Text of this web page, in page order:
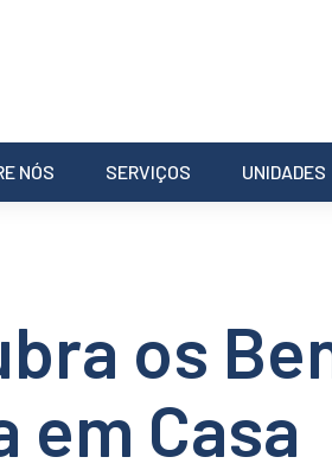
NÓS SERVIÇOS UNIDADES
os
em Casa